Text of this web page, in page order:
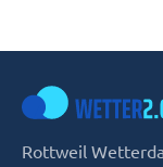
Rottweil